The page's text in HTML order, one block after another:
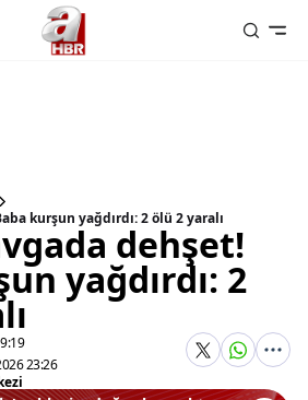
kurşun yağdırdı: 2 ölü 2 yaralı
dehşet!
yağdırdı: 2
23:26